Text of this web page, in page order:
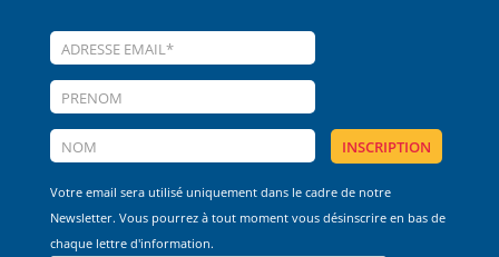
Votre email sera utilisé uniquement dans le cadre de notre
Newsletter. Vous pourrez à tout moment vous désinscrire en bas de
chaque lettre d'information.